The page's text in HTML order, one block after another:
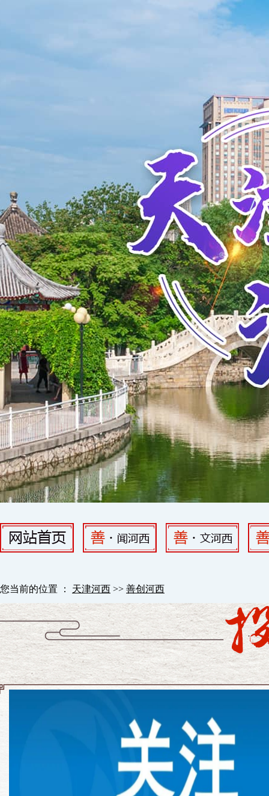
您当前的位置 ： 天津河西 >> 善创河西